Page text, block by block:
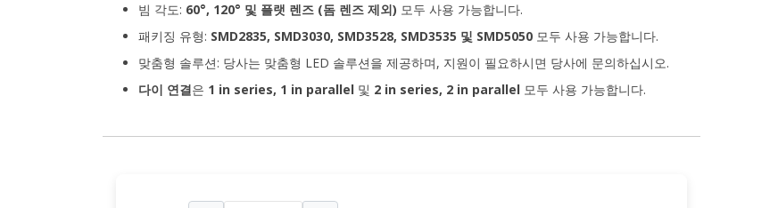
빔 각도: 60°, 120° 및 플랫 렌즈 (돔 렌즈 제외) 모두 사용 가능합니다.
패키징 유형: SMD2835, SMD3030, SMD3528, SMD3535 및 SMD5050 모두 사용 가능합니다.
맞춤형 솔루션: 당사는 맞춤형 LED 솔루션을 제공하며, 지원이 필요하시면 당사에 문의하십시오.
다이 연결은 1 in series, 1 in parallel 및 2 in series, 2 in parallel 모두 사용 가능합니다.